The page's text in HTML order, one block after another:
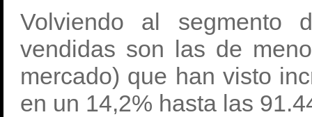
Volviendo al
vendidas son las de
mercado) que han visto
en un 14,2% hasta las